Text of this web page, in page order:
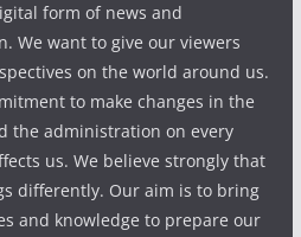
form of news and
We want to give our viewers
on the world around us.
to make changes in the
the administration on every
us. We believe strongly that
differently. Our aim is to bring
and knowledge to prepare our